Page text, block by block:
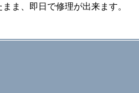
ま、即日で修理が出来ます。